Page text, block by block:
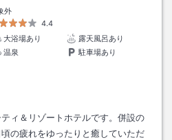
外
4.4
大浴場あり
露天風呂あり
温泉
駐車場あり
ィ＆リゾートホテルです。併設の
の疲れをゆったりと癒していただ